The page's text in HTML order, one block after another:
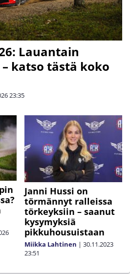
Lauantain
katso tästä koko
23:35
Janni Hussi on
törmännyt ralleissa
törkeyksiin – saanut
kysymyksiä
pikkuhousuistaan
Miikka Lahtinen | 30.11.2023
23:51